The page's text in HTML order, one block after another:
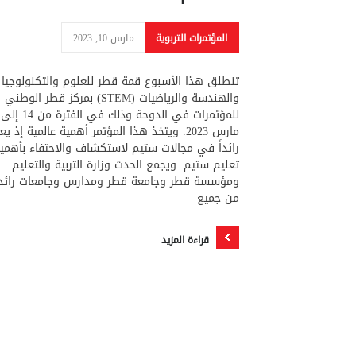
المؤتمرات التربوية مارس 10, 2023
تنطلق هذا الأسبوع قمة قطر للعلوم والتكنولوجيا
والهندسة والرياضيات (STEM) بمركز قطر الوطني
مارس 2023. ويتخذ هذا المؤتمر أهمية عالمية إذ
رائداً في مجالات ستيم لاستكشاف والاحتفاء
تعليم ستيم. ويجمع الحدث وزارة التربية والتعليم
ومؤسسة قطر وجامعة قطر ومدارس وجامعات
من جميع
قراءة المزيد